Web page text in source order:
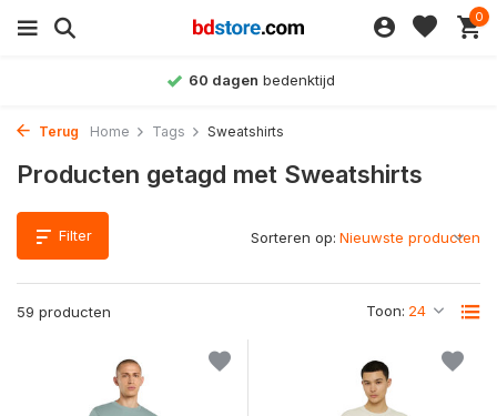
0
60 dagen bedenktijd
Terug Home Tags Sweatshirts
Producten getagd met Sweatshirts
Filter
59 producten Toon:
Sorteren op: